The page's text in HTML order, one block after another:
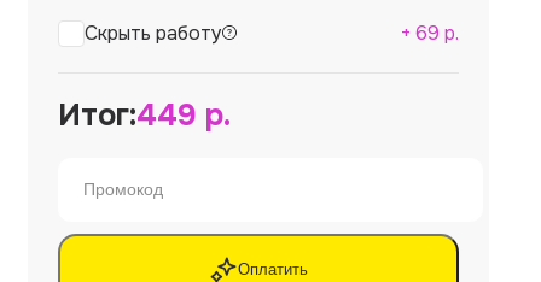
Скрыть работу + 69 р.
Итог:449 р.
Оплатить